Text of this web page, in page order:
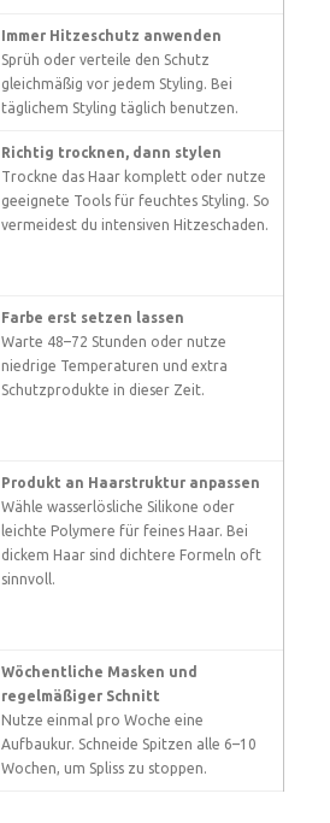
Immer Hitzeschutz anwenden
Sprüh oder verteile den Schutz
gleichmäßig vor jedem Styling. Bei
täglichem Styling täglich benutzen.
Richtig trocknen, dann stylen
Trockne das Haar komplett oder nutze
geeignete Tools für feuchtes Styling. So
vermeidest du intensiven Hitzeschaden.
Farbe erst setzen lassen
Warte 48–72 Stunden oder nutze
niedrige Temperaturen und extra
Schutzprodukte in dieser Zeit.
Produkt an Haarstruktur anpassen
Wähle wasserlösliche Silikone oder
leichte Polymere für feines Haar. Bei
dickem Haar sind dichtere Formeln oft
sinnvoll.
Wöchentliche Masken und
regelmäßiger Schnitt
Nutze einmal pro Woche eine
Aufbaukur. Schneide Spitzen alle 6–10
Wochen, um Spliss zu stoppen.